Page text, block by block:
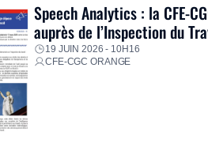
Speech Analytics : la CFE-
auprès de l’Inspection du
19 JUIN 2026 - 10H16
CFE-CGC ORANGE